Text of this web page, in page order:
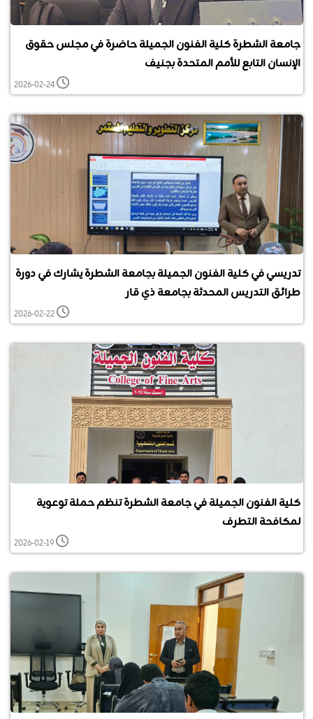
جامعة الشطرة كلية الفنون الجميلة حاضرة في مجلس حقوق
الإنسان التابع للأمم المتحدة بجنيف
2026-02-24
تدريسي في كلية الفنون الجميلة بجامعة الشطرة يشارك في دورة
طرائق التدريس المحدثة بجامعة ذي قار
2026-02-22
كلية الفنون الجميلة في جامعة الشطرة تنظم حملة توعوية
لمكافحة التطرف
2026-02-19